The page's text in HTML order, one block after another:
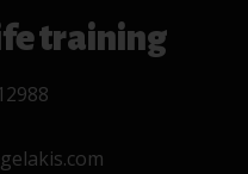
training